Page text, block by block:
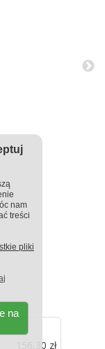
156,30 zł
nam
treści
pliki
na